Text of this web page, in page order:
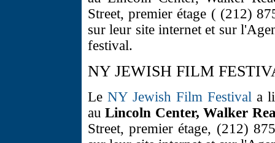
Street, premier étage ( (212)
sur leur site internet et sur
festival.
NY JEWISH FILM
Le NY Jewish Film Festivala
auLincoln Center, Walker
Street, premier étage, (212)